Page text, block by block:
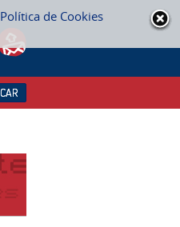
Política de Cookies